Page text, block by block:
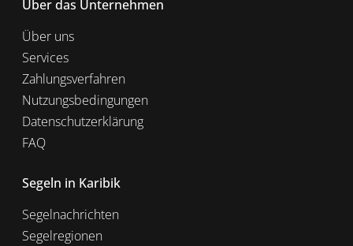
Über das Unternehmen
Über uns
Services
Zahlungsverfahren
Nutzungsbedingungen
Datenschutzerklärung
FAQ
Segeln in Karibik
Segelnachrichten
Segelregionen